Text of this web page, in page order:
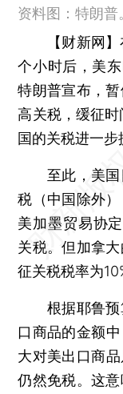
资料图：特朗普
【财新网】
个小时后，美
特朗普宣布，
高关税，缓征
国的关税进一步
至此，美国
税（中国除外
美加墨贸易协
关税。但加拿
征关税税率为
根据耶鲁预
口商品的金额
大对美出口商
仍然免税。这